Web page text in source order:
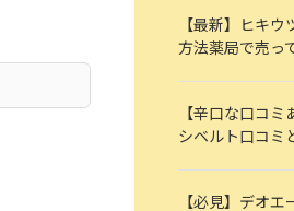
【最新】ヒキ
方法薬局で売っ
【辛口な口コ
シベルト口コミ
【必見】デオ